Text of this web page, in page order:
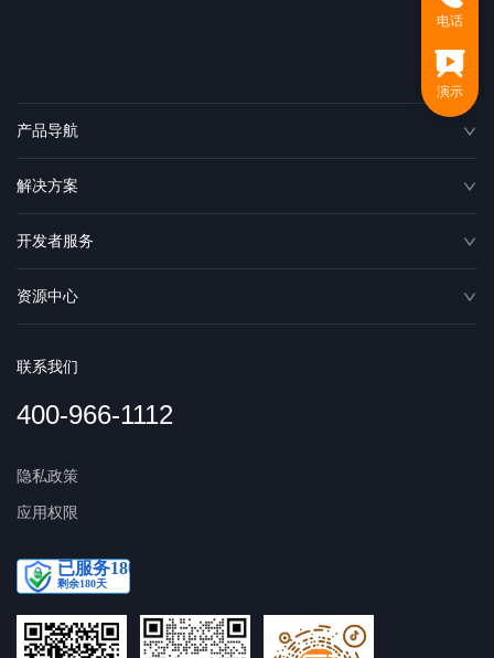
产品导航
解决方案
开发者服务
资源中心
联系我们
400-966-1112
隐私政策
应用权限
电话
演示